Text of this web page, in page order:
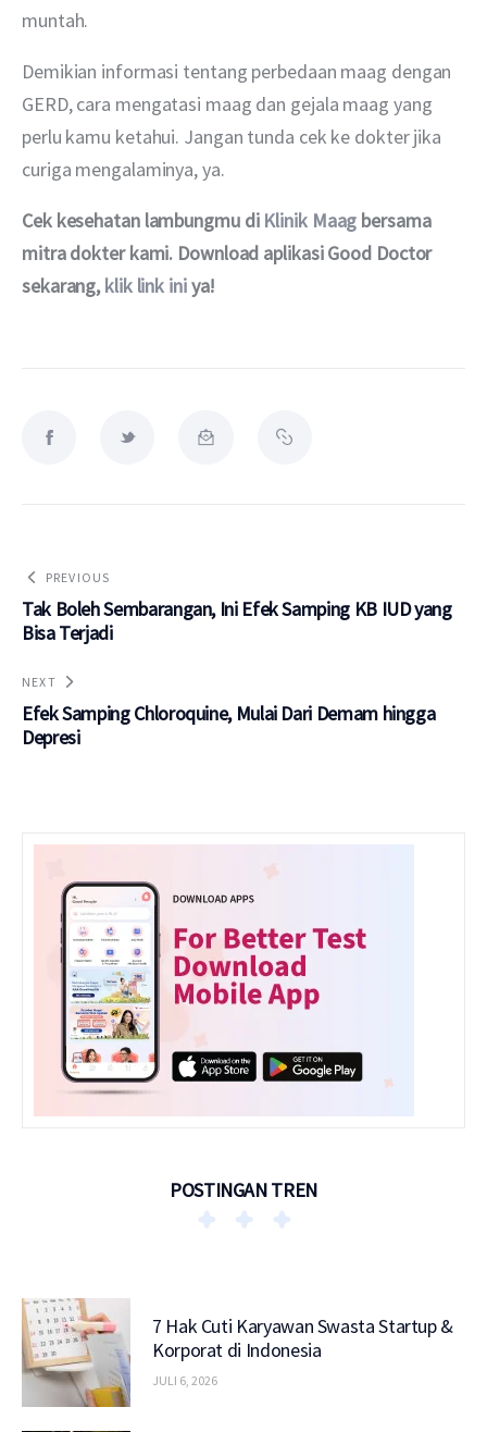
muntah.
Demikian informasi tentang perbedaan maag dengan
GERD, cara mengatasi maag dan gejala maag yang
perlu kamu ketahui. Jangan tunda cek ke dokter jika
curiga mengalaminya, ya.
Cek kesehatan lambungmu di Klinik Maag bersama
mitra dokter kami. Download aplikasi Good Doctor
sekarang, klik link ini ya!
PREVIOUS
Tak Boleh Sembarangan, Ini Efek Samping KB IUD yang
Bisa Terjadi
NEXT
Efek Samping Chloroquine, Mulai Dari Demam hingga
Depresi
POSTINGAN TREN
7 Hak Cuti Karyawan Swasta Startup &
Korporat di Indonesia
JULI 6, 2026